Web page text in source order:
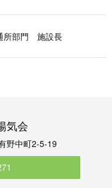
所部門 施設長
気会
野中町2-5-19